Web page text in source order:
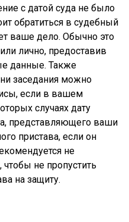
с датой суда не было
обратиться в судебный
ваше дело. Обычно это
лично, предоставив
данные. Также
заседания можно
если в вашем
случаях дату
представляющего ваши
пристава, если он
не
не пропустить
на защиту.